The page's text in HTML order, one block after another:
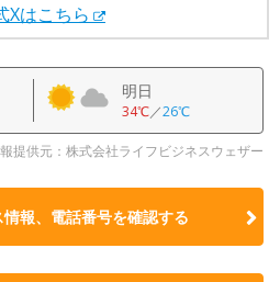
Xはこちら
明日
34℃／26℃
提供元：株式会社ライフビジネスウェザー
報、電話番号を確認する